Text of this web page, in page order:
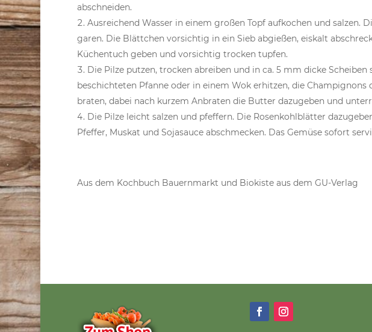
abschneiden.
Ausreichend Wasser in einem großen Topf aufkochen und salzen.
garen. Die Blättchen vorsichtig in ein Sieb abgießen, eiskalt
Küchentuch geben und vorsichtig trocken tupfen.
Die Pilze putzen, trocken abreiben und in ca. 5 mm dicke Scheiben
beschichteten Pfanne oder in einem Wok erhitzen, die
braten, dabei nach kurzem Anbraten die Butter dazugeben und
Die Pilze leicht salzen und pfeffern. Die Rosenkohlblätter
Pfeffer, Muskat und Sojasauce abschmecken. Das Gemüse sofort
Aus dem Kochbuch Bauernmarkt und Biokiste aus dem GU-Verlag